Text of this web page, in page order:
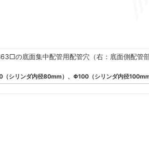
の底面集中配管用配管穴（右：底面側配管
シリンダ内径80mm）、Φ100（シリンダ内径